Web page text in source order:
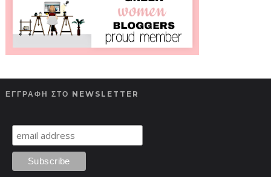
ΕΓΓΡΑΦΗ ΣΤΟ NEWSLETTER